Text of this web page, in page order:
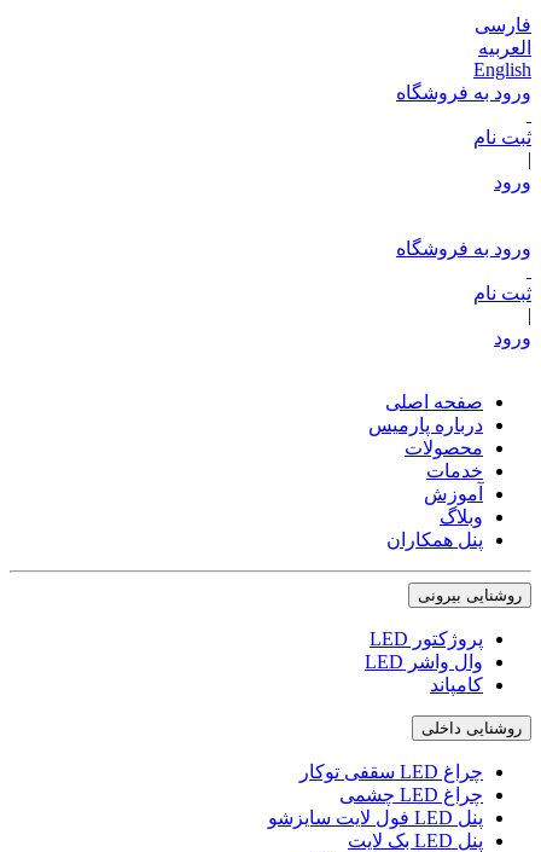
فارسی
العربیه
English
ورود به فروشگاه
ثبت نام
|
ورود
ورود به فروشگاه
ثبت نام
|
ورود
صفحه اصلی
درباره پارمیس
محصولات
خدمات
آموزش
وبلاگ
پنل همکاران
روشنایی بیرونی
پروژکتور LED
وال واشر LED
کامپاند
روشنایی داخلی
چراغ LED سقفی توکار
چراغ LED چشمی
پنل LED فول لایت سایزشو
پنل LED بک لایت